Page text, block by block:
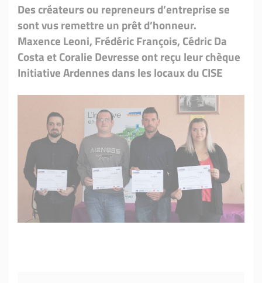
Des créateurs ou repreneurs d’entreprise se
sont vus remettre un prêt d’honneur.
Maxence Leoni, Frédéric François, Cédric Da
Costa et Coralie Devresse ont reçu leur chèque
Initiative Ardennes dans les locaux du CISE